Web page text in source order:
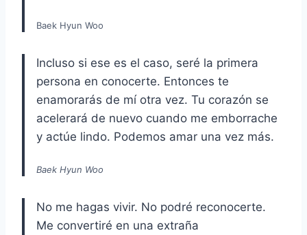
Baek Hyun Woo
Incluso si ese es el caso, seré la primera
persona en conocerte. Entonces te
enamorarás de mí otra vez. Tu corazón se
acelerará de nuevo cuando me emborrache
y actúe lindo. Podemos amar una vez más.
Baek Hyun Woo
No me hagas vivir. No podré reconocerte.
Me convertiré en una extraña